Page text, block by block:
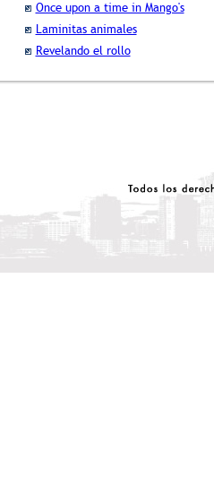
Once upon a time in Mango's
Laminitas animales
Revelando el rollo